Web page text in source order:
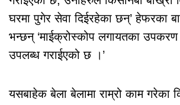
घरमा पुगेर सेवा दिईरहेका छन्’ हेफरका
भन्छन् ‘माईक्रोस्कोप लगायतका
उपलब्ध गराईएको छ ।’
यसबाहेक बेला बेलामा राम्रो काम गरेका